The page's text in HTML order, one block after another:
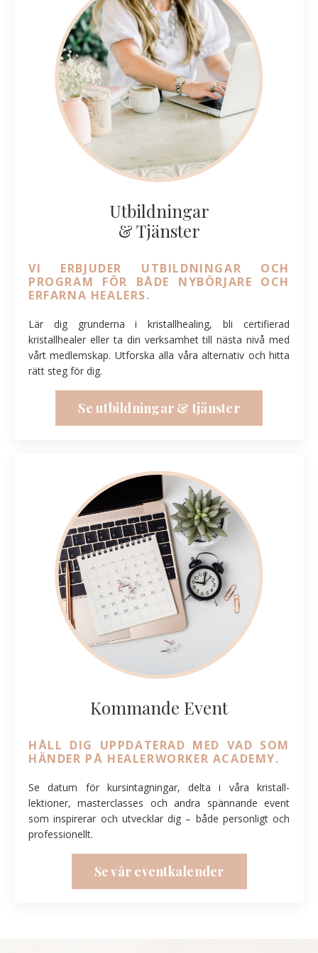
Utbildningar
& Tjänster
VI ERBJUDER UTBILDNINGAR OCH
PROGRAM FÖR BÅDE NYBÖRJARE OCH
ERFARNA HEALERS.
Lär dig grunderna i kristallhealing, bli certifierad
kristallhealer eller ta din verksamhet till nästa nivå med
vårt medlemskap. Utforska alla våra alternativ och hitta
rätt steg för dig.
Se utbildningar & tjänster
Kommande Event
HÅLL DIG UPPDATERAD MED VAD SOM
HÄNDER PÅ HEALERWORKER ACADEMY.
Se datum för kursintagningar, delta i våra kristall-
lektioner, masterclasses och andra spännande event
som inspirerar och utvecklar dig – både personligt och
professionellt.
Se vår eventkalender